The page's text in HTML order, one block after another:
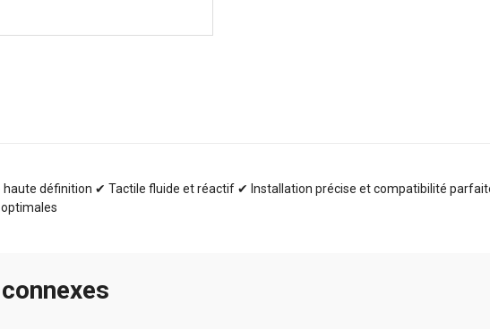
haute définition ✔ Tactile fluide et réactif ✔ Installation précise et compatibilité